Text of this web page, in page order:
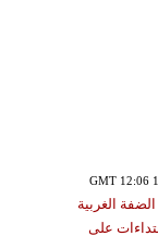
الغربية
على